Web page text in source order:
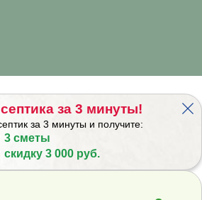
за 3 минуты!
за 3 минуты и получите:
3 сметы
скидку 3 000 руб.